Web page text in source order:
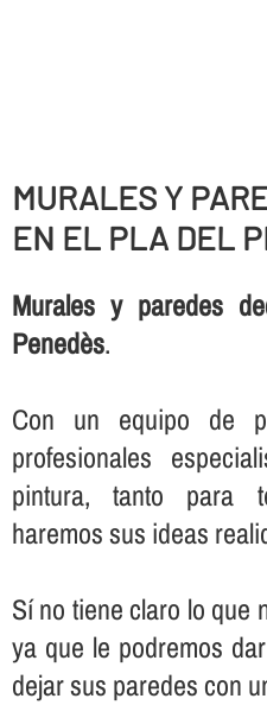
MURALES Y
EN EL PLA DEL
Murales y paredes
Penedès.
Con un equipo de
profesionales
pintura, tanto para
haremos sus ideas
Sí­ no tiene claro lo que
ya que le podremos
dejar sus paredes con